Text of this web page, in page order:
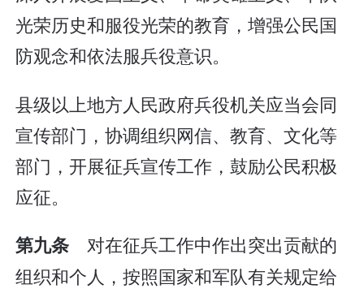
光荣历史和服役光荣的教育，增强公民国
防观念和依法服兵役意识。
县级以上地方人民政府兵役机关应当会同
宣传部门，协调组织网信、教育、文化等
部门，开展征兵宣传工作，鼓励公民积极
应征。
第九条 对在征兵工作中作出突出贡献的
组织和个人，按照国家和军队有关规定给